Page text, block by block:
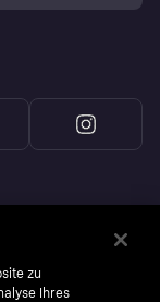
zu
Ihres